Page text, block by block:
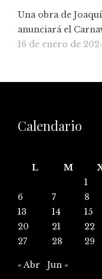
Una obra de
anunciará el
16 de enero de
Calendario
L
M
1
6
7 8
13
14 15
20
21 22
27
28 29
« Abr Jun »